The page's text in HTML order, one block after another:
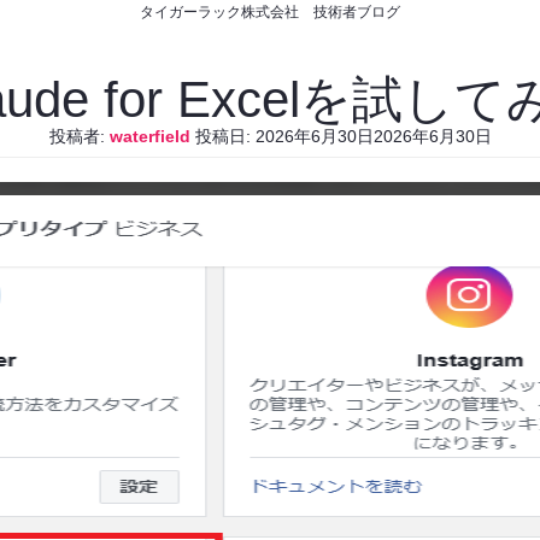
タイガーラック株式会社 技術者ブログ
for Excelを試して
投稿者: waterfield 投稿日: 2026年6月30日2026年6月30日